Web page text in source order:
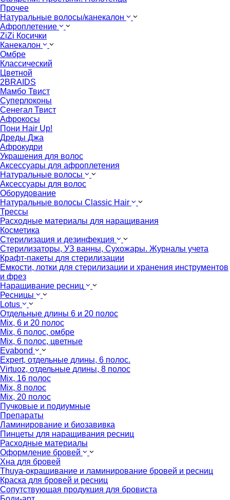
Прочее
Натуральные волосы/канекалон
Афроплетение
ZiZi Косички
Канекалон
Омбре
Классический
Цветной
2BRAIDS
Мамбо Твист
Суперлоконы
Сенегал Твист
Афрокосы
Пони Hair Up!
Дреды Джа
Афрокудри
Украшения для волос
Аксессуары для афроплетения
Натуральные волосы
Аксессуары для волос
Оборудование
Натуральные волосы Classic Hair
Трессы
Расходные материалы для наращивания
Косметика
Стерилизация и дезинфекция
Стерилизаторы, УЗ ванны, Сухожары. Журналы учета
Крафт-пакеты для стерилизации
Емкости, лотки для стерилизации и хранения инструментов
и фрез
Наращивание ресниц
Ресницы
Lotus
Отдельные длины 6 и 20 полос
Mix, 6 и 20 полос
Mix, 6 полос, омбре
Mix, 6 полос, цветные
Evabond
Expert, отдельные длины, 6 полос.
Virtuoz, отдельные длины, 8 полос
Mix, 16 полос
Mix, 8 полос
Mix, 20 полос
Пучковые и подиумные
Препараты
Ламинирование и биозавивка
Пинцеты для наращивания ресниц
Расходные материалы
Оформление бровей
Хна для бровей
Thuya-окрашивание и ламинирование бровей и ресниц
Краска для бровей и ресниц
Сопутствующая продукция для бровиста